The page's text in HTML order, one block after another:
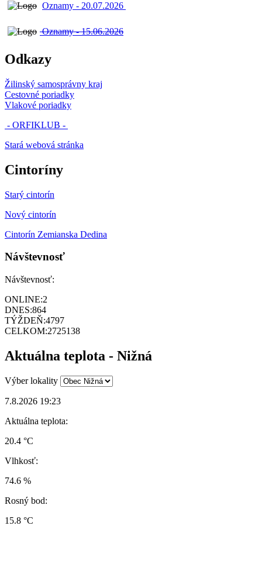
Oznamy - 20.07.2026
Oznamy - 15.06.2026
Odkazy
Žilinský samosprávny kraj
Cestovné poriadky
Vlakové poriadky
- ORFIKLUB -
Stará webová stránka
Cintoríny
Starý cintorín
Nový cintorín
Cintorín Zemianska Dedina
Návštevnosť
Návštevnosť:
ONLINE:2
DNES:864
TÝŽDEŇ:4797
CELKOM:2725138
Aktuálna teplota - Nižná
Výber lokality
7.8.2026 19:23
Aktuálna teplota:
20.4 °C
Vlhkosť:
74.6 %
Rosný bod:
15.8 °C